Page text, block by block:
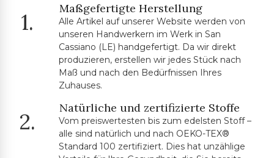
1.
Maßgefertigte Herstellung
Alle Artikel auf unserer Website werden von
unseren Handwerkern im Werk in San
Cassiano (LE) handgefertigt. Da wir direkt
produzieren, erstellen wir jedes Stück nach
Maß und nach den Bedürfnissen Ihres
Zuhauses.
2.
Natürliche und zertifizierte Stoffe
Vom preiswertesten bis zum edelsten Stoff –
alle sind natürlich und nach OEKO-TEX®
Standard 100 zertifiziert. Dies hat unzählige